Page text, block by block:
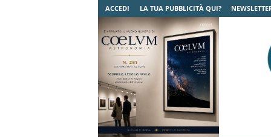
ACCEDI LA TUA PUBBLICITÀ QUI?